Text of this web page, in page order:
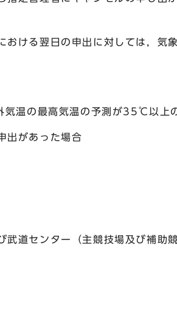
ける翌日の申出に対しては，気
温の最高気温の予測が35℃以上
出があった場合
道センター（主競技場及び補助